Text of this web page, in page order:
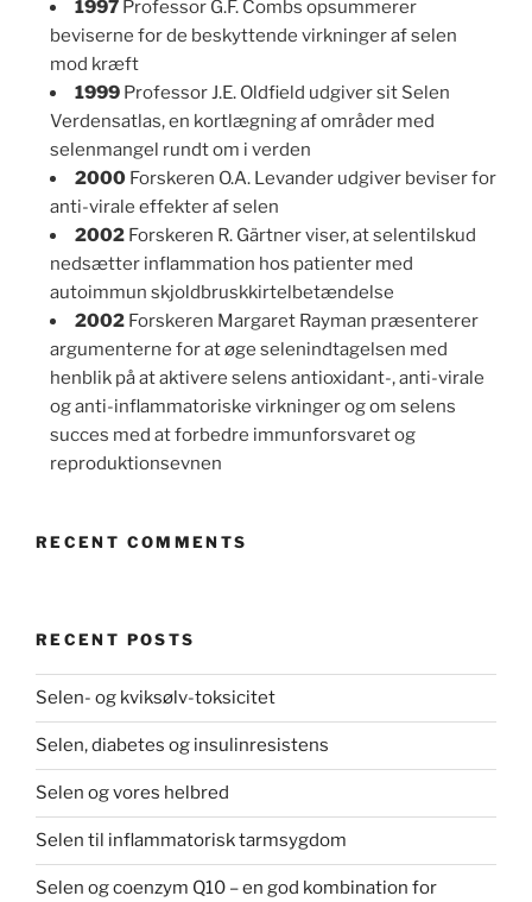
1997 Professor G.F. Combs opsummerer
beviserne for de beskyttende virkninger af selen
mod kræft
1999 Professor J.E. Oldfield udgiver sit Selen
Verdensatlas, en kortlægning af områder med
selenmangel rundt om i verden
2000 Forskeren O.A. Levander udgiver beviser for
anti-virale effekter af selen
2002 Forskeren R. Gärtner viser, at selentilskud
nedsætter inflammation hos patienter med
autoimmun skjoldbruskkirtelbetændelse
2002 Forskeren Margaret Rayman præsenterer
argumenterne for at øge selenindtagelsen med
henblik på at aktivere selens antioxidant-, anti-virale
og anti-inflammatoriske virkninger og om selens
succes med at forbedre immunforsvaret og
reproduktionsevnen
RECENT COMMENTS
RECENT POSTS
Selen- og kviksølv-toksicitet
Selen, diabetes og insulinresistens
Selen og vores helbred
Selen til inflammatorisk tarmsygdom
Selen og coenzym Q10 – en god kombination for